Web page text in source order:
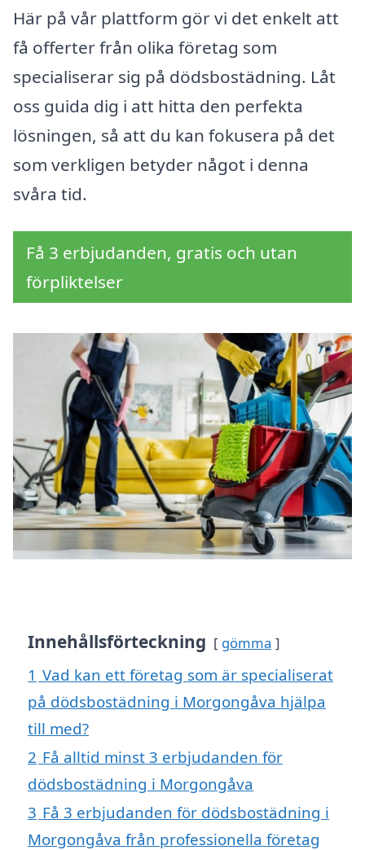
Här på vår plattform gör vi det enkelt att
få offerter från olika företag som
specialiserar sig på dödsbostädning. Låt
oss guida dig i att hitta den perfekta
lösningen, så att du kan fokusera på det
som verkligen betyder något i denna
svåra tid.
Få 3 erbjudanden, gratis och utan
förpliktelser
Innehållsförteckning gömma
1 Vad kan ett företag som är specialiserat
på dödsbostädning i Morgongåva hjälpa
till med?
2 Få alltid minst 3 erbjudanden för
dödsbostädning i Morgongåva
3 Få 3 erbjudanden för dödsbostädning i
Morgongåva från professionella företag